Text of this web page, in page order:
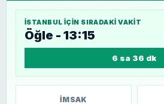
İSTANBUL IÇIN SIRADAKI VAKIT
Öğle - 13:15
6 sa 36 dk
İMSAK